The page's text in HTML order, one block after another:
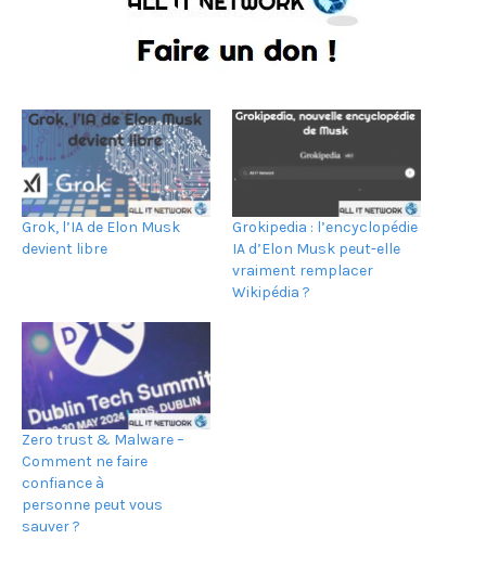
Grok, l’IA de Elon Musk
devient libre
Grokipedia : l’encyclopédie
IA d’Elon Musk peut-elle
vraiment remplacer
Wikipédia ?
Zero trust & Malware –
Comment ne faire
confiance à
personne peut vous
sauver ?